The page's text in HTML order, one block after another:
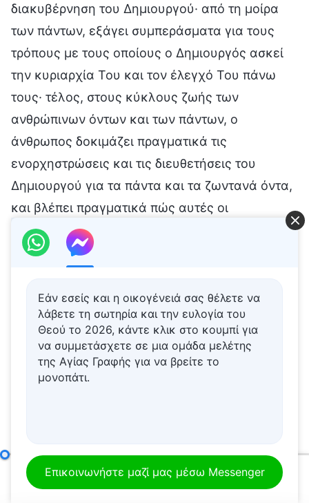
διακυβέρνηση του Δημιουργού· από τη μοίρα
των πάντων, εξάγει συμπεράσματα για τους
τρόπους με τους οποίους ο Δημιουργός ασκεί
την κυριαρχία Του και τον έλεγχό Του πάνω
τους· τέλος, στους κύκλους ζωής των
ανθρώπινων όντων και των πάντων, ο
άνθρωπος δοκιμάζει πραγματικά τις
ενορχηστρώσεις και τις διευθετήσεις του
Δημιουργού για τα πάντα και τα ζωντανά όντα,
και βλέπει πραγματικά πώς αυτές οι
ενορχηστρώσεις και οι διευθετήσεις
αντικαθιστούν όλους τους επίγειους νόμους,
και δυνάμεις. Υπό το πρίσμα αυτό, η
ανθρωπότητα αναγκάζεται να αναγνωρίσει
πως κανένα δημιούργημα δεν μπορεί να
παραβεί την κυριαρχία του Δημιουργού και πως
καμία δύναμη δεν μπορεί να επέμβει ή να
που ζουν και πολλαπλασιάζονται, επί γενεές
Εάν εσείς και η οικογένειά σας θέλετε να
λάβετε τη σωτηρία και την ευλογία του
Θεού το 2026, κάντε κλικ στο κουμπί για
να συμμετάσχετε σε μια ομάδα μελέτης
της Αγίας Γραφής για να βρείτε το
μονοπάτι.
Επικοινωνήστε μαζί μας μέσω Messenger
Ο ίδιος ο Θεός, ο μοναδικός Γ΄